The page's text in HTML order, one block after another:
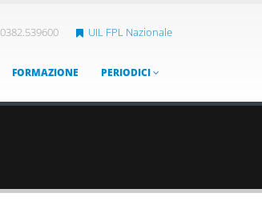
0382.539600 UIL FPL Nazionale
FORMAZIONE PERIODICI